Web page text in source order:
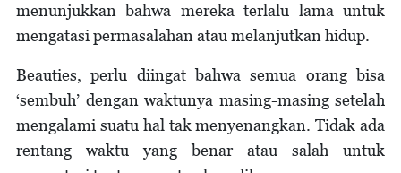
menunjukkan bahwa mereka terlalu lama untuk
mengatasi permasalahan atau melanjutkan hidup.
Beauties, perlu diingat bahwa semua orang bisa
‘sembuh’ dengan waktunya masing-masing setelah
mengalami suatu hal tak menyenangkan. Tidak ada
rentang waktu yang benar atau salah untuk